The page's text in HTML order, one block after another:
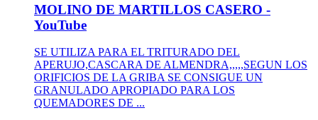
MOLINO DE MARTILLOS CASERO -
YouTube
SE UTILIZA PARA EL TRITURADO DEL
APERUJO,CASCARA DE ALMENDRA,,,,,SEGUN LOS
ORIFICIOS DE LA GRIBA SE CONSIGUE UN
GRANULADO APROPIADO PARA LOS
QUEMADORES DE ...